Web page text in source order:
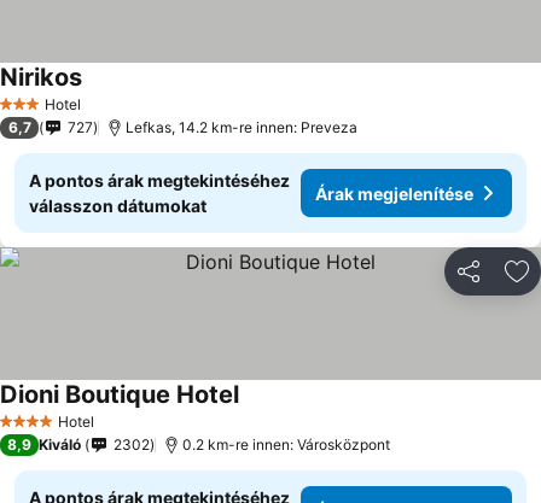
3 Kategória
Hotel
Nirikos
6,7 727 Lefkas, 14.2 km-re innen: Preveza
A pontos árak megtekintéséhez
válasszon dátumokat
Árak megjelenítése
4 KategóriaHotel
Dioni Boutique Hotel
8,9 Kiváló 2302 0.2 km-re innen: Városközpont
A pontos árak megtekintéséhez